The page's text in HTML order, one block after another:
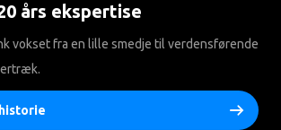
års ekspertise
vokset fra en lille smedje til verdensførende